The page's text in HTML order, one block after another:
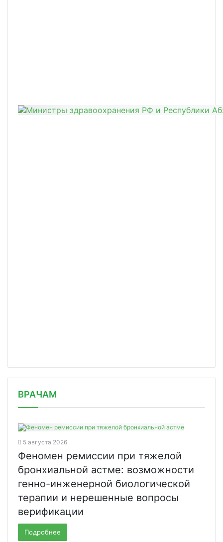
ВРАЧАМ
5 августа 2026
Феномен ремиссии при тяжелой
бронхиальной астме: возможности
генно-инженерной биологической
терапии и нерешенные вопросы
верификации
Подробнее